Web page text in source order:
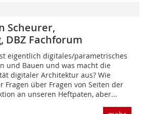
Scheurer,
DBZ Fachforum
eigentlich digitales/parametrisches
und Bauen und was macht die
digitaler Architektur aus? Wie
Fragen über Fragen von Seiten der
an unseren Heftpaten, aber...